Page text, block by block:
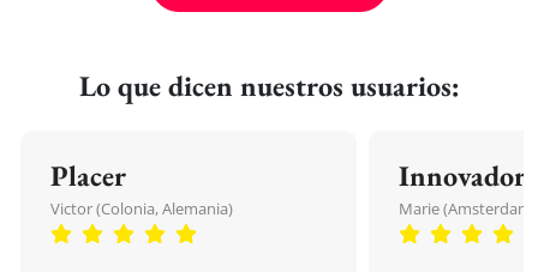
Lo que dicen nuestros usuarios:
Placer
Victor (Colonia, Alemania)
Innovador
Marie (Amsterdam,